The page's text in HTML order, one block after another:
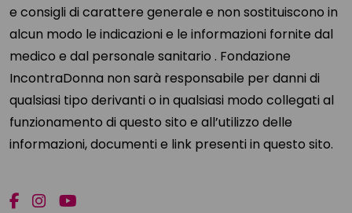
e consigli di carattere generale e non sostituiscono in
alcun modo le indicazioni e le informazioni fornite dal
medico e dal personale sanitario . Fondazione
IncontraDonna non sarà responsabile per danni di
qualsiasi tipo derivanti o in qualsiasi modo collegati al
funzionamento di questo sito e all’utilizzo delle
informazioni, documenti e link presenti in questo sito.